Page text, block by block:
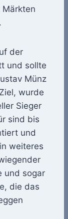
Märkten
der
und sollte
Münz
wurde
Sieger
sind bis
und
weiteres
und sogar
die das